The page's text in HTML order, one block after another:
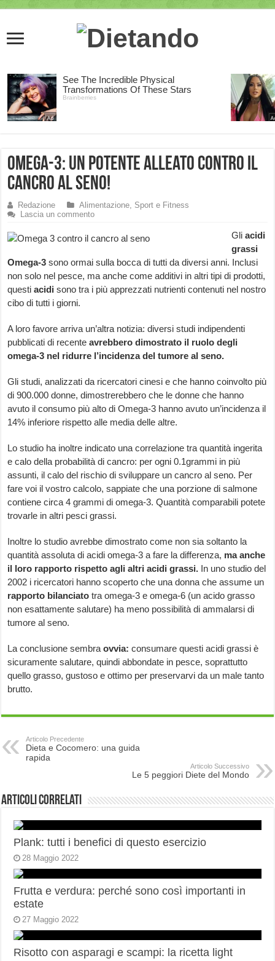
Omega-3: un potente alleato contro il
Cancro al Seno!
Redazione
Alimentazione, Sport e Fitness
Lascia un commento
Gliacidi
grassi
Omega-3 sono ormai sulla bocca di tutti da diversi anni. Inclusi
non solo nel pesce, ma anche come additivi in altri tipi di prodotti,
questiacidi sono tra i più apprezzati nutrienti contenuti nel nostro
cibo di tutti i giorni.
A loro favore arriva un’altra notizia: diversi studi indipendenti
pubblicati di recenteavrebbero dimostrato il ruolo degli
omega-3 nel ridurre l’incidenza del tumore al seno.
Gli studi, analizzati da ricercatori cinesi e che hanno coinvolto più
di 900.000 donne, dimostrerebbero che le donne che hanno
avuto il consumo più alto di Omega-3 hanno avuto un’incidenza il
14% inferiore rispetto alle media delle altre.
Lo studio ha inoltre indicato una correlazione tra quantità ingerita
e calo della probabilità di cancro: per ogni 0.1grammi in più
assunti, il calo del rischio di sviluppare un cancro al seno. Per
fare voi il vostro calcolo, sappiate che una porzione di salmone
contiene circa 4 grammi di omega-3. Quantità comparabili potete
trovarle in altri pesci grassi.
Inoltre lo studio avrebbe dimostrato come non sia soltanto la
quantità assoluta di acidi omega-3 a fare la differenza, ma anche
il loro rapporto rispetto agli altri acidi grassi. In uno studio del
2002 i ricercatori hanno scoperto che una donna che assume un
rapporto bilanciatotra omega-3 e omega-6 (un acido grasso
non esattamente salutare) ha meno possibilità di ammalarsi di
tumore al seno.
La conclusione sembraovvia:consumare questi acidi grassi è
sicuramente salutare, quindi abbondate in pesce, soprattutto
quello grasso, gustoso e ottimo per preservarvi da un male tanto
brutto.
Articolo Precedente
Dieta e Cocomero: una guida
rapida
Articolo Successivo
Le 5 peggiori Diete del Mondo
Articoli correlati
Plank: tutti i benefici di questo esercizio
28 Maggio 2022
Frutta e verdura: perché sono così importanti in
estate
27 Maggio 2022
Risotto con asparagi e scampi: la ricetta light